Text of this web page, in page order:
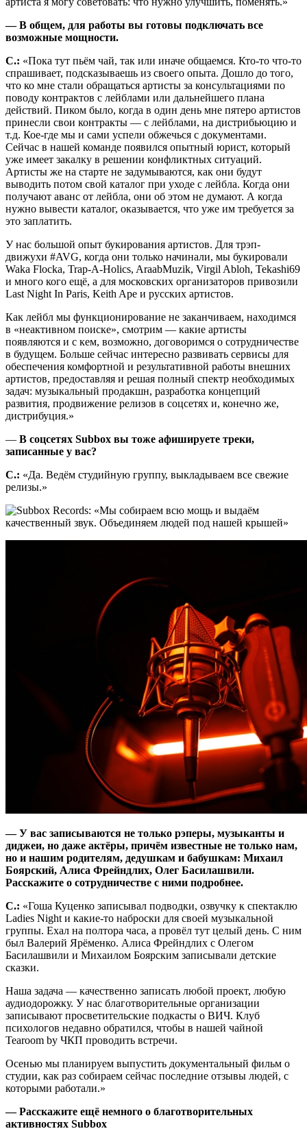
— В общем, для работы вы готовы подключать все
возможные мощности.
С.: «Пока тут пьём чай, так или иначе общаемся. Кто-то что-то
спрашивает, подсказываешь из своего опыта. Дошло до того,
что ко мне стали обращаться артисты за консультациями по
поводу контрактов с лейблами или дальнейшего плана
действий. Пиком было, когда в один день мне пятеро артистов
принесли свои контракты — с лейблами, на дистрибьюцию и
т.д. Кое-где мы и сами успели обжечься с документами.
Сейчас в нашей команде появился опытный юрист, который
уже имеет закалку в решении конфликтных ситуаций.
Артисты же на старте не задумываются, как они будут
выводить потом свой каталог при уходе с лейбла. Когда они
получают аванс от лейбла, они об этом не думают. А когда
нужно вывести каталог, оказывается, что уже им требуется за
это заплатить.
У нас большой опыт букирования артистов. Для трэп-
движухи #AVG, когда они только начинали, мы букировали
Waka Flocka, Trap-A-Holics, AraabMuzik, Virgil Abloh, Tekashi69
и много кого ещё, а для московских организаторов привозили
Last Night In Paris, Keith Ape и русских артистов.
Как лейбл мы функционирование не заканчиваем, находимся
в «неактивном поиске», смотрим — какие артисты
появляются и с кем, возможно, договоримся о сотрудничестве
в будущем. Больше сейчас интересно развивать сервисы для
обеспечения комфортной и результативной работы внешних
артистов, предоставляя и решая полный спектр необходимых
задач: музыкальный продакшн, разработка концепций
развития, продвижение релизов в соцсетях и, конечно же,
дистрибуция.»
— В соцсетях Subbox вы тоже афишируете треки,
записанные у вас?
С.: «Да. Ведём студийную группу, выкладываем все свежие
релизы.»
— У вас записываются не только рэперы, музыканты и
диджеи, но даже актёры, причём известные не только нам,
но и нашим родителям, дедушкам и бабушкам: Михаил
Боярский, Алиса Фрейндлих, Олег Басилашвили.
Расскажите о сотрудничестве с ними подробнее.
С.: «Гоша Куценко записывал подводки, озвучку к спектаклю
Ladies Night и какие-то наброски для своей музыкальной
группы. Ехал на полтора часа, а провёл тут целый день. С ним
был Валерий Ярёменко. Алиса Фрейндлих с Олегом
Басилашвили и Михаилом Боярским записывали детские
сказки.
Наша задача — качественно записать любой проект, любую
аудиодорожку. У нас благотворительные организации
записывают просветительские подкасты о ВИЧ. Клуб
психологов недавно обратился, чтобы в нашей чайной
Tearoom by ЧКП проводить встречи.
Осенью мы планируем выпустить документальный фильм о
студии, как раз собираем сейчас последние отзывы людей, с
которыми работали.»
— Расскажите ещё немного о благотворительных
активностях Subbox